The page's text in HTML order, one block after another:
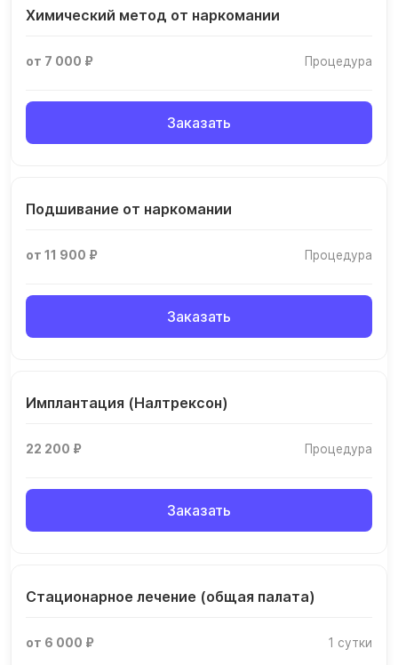
Химический метод от наркомании
от 7 000 ₽ Процедура
Заказать
Подшивание от наркомании
от 11 900 ₽ Процедура
Заказать
Имплантация (Налтрексон)
22 200 ₽ Процедура
Заказать
Стационарное лечение (общая палата)
от 6 000 ₽ 1 сутки